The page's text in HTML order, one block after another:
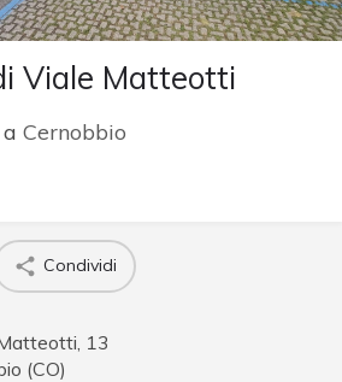
Viale Matteotti
Cernobbio
Condividi
13
(CO)